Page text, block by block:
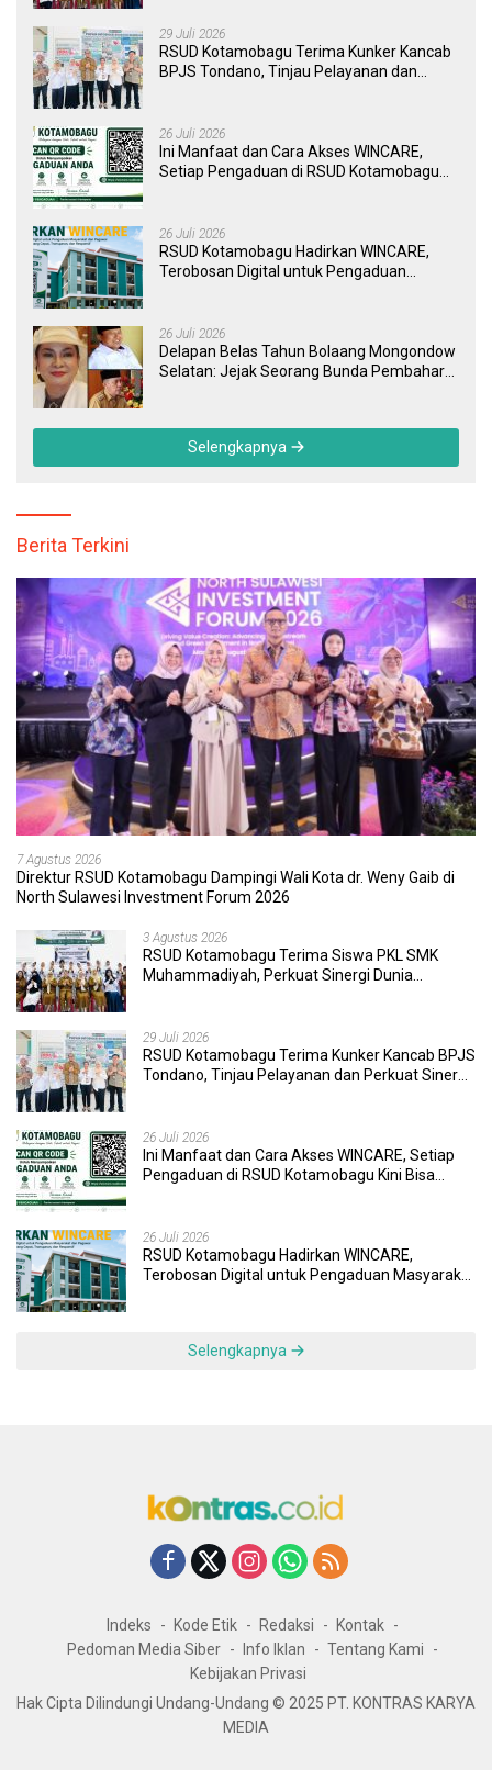
29 Juli 2026
RSUD Kotamobagu Terima Kunker Kancab
BPJS Tondano, Tinjau Pelayanan dan
26 Juli 2026
Ini Manfaat dan Cara Akses WINCARE,
Setiap Pengaduan di RSUD Kotamobagu
26 Juli 2026
RSUD Kotamobagu Hadirkan WINCARE,
Terobosan Digital untuk Pengaduan
26 Juli 2026
Delapan Belas Tahun Bolaang Mongondow
Selatan: Jejak Seorang Bunda Pembaharu
Selengkapnya
Berita Terkini
7 Agustus 2026
Direktur RSUD Kotamobagu Dampingi Wali Kota dr. Weny Gaib di
North Sulawesi Investment Forum 2026
3 Agustus 2026
RSUD Kotamobagu Terima Siswa PKL SMK
Muhammadiyah, Perkuat Sinergi Dunia
29 Juli 2026
RSUD Kotamobagu Terima Kunker Kancab BPJS
Tondano, Tinjau Pelayanan dan Perkuat Sinergi
26 Juli 2026
Ini Manfaat dan Cara Akses WINCARE, Setiap
Pengaduan di RSUD Kotamobagu Kini Bisa
26 Juli 2026
RSUD Kotamobagu Hadirkan WINCARE,
Terobosan Digital untuk Pengaduan Masyarakat
Selengkapnya
Indeks Kode Etik Redaksi
Kontak
Pedoman Media Siber
Info Iklan
Tentang Kami
Kebijakan Privasi
Hak Cipta Dilindungi Undang-Undang © 2025 PT. KONTRAS KARYA
MEDIA